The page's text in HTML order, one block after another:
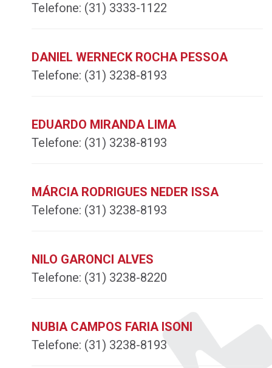
Telefone: (31) 3333-1122
DANIEL WERNECK ROCHA PESSOA
Telefone: (31) 3238-8193
EDUARDO MIRANDA LIMA
Telefone: (31) 3238-8193
MÁRCIA RODRIGUES NEDER ISSA
Telefone: (31) 3238-8193
NILO GARONCI ALVES
Telefone: (31) 3238-8220
NUBIA CAMPOS FARIA ISONI
Telefone: (31) 3238-8193